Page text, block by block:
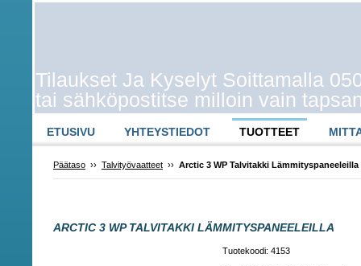
Tilaukset Ja Kyselyt Soittamalla
tai sähköpostitse milloin vain
ETUSIVU YHTEYSTIEDOT TUOTTEET
Päätaso ›› Talvityövaatteet ›› Arctic 3 WP Talvitakki Lämmityspaneeleilla
ARCTIC 3 WP TALVITAKKI LÄMMITYSPANEELEILLA
Tuotekoodi: 4153